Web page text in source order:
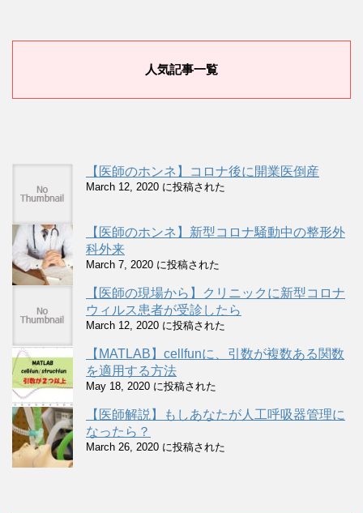
人気記事一覧
【医師のホンネ】コロナ後に開業医倒産
March 12, 2020 に投稿された
【医師のホンネ】新型コロナ騒動中の整形外
科外来
March 7, 2020 に投稿された
【医師の現場から】クリニックに新型コロナ
ウィルス患者が受診したら
March 12, 2020 に投稿された
【MATLAB】cellfunに、引数が複数ある関数
を適用する方法
May 18, 2020 に投稿された
【医師解説】もしあなたが人工呼吸器管理に
なったら？
March 26, 2020 に投稿された